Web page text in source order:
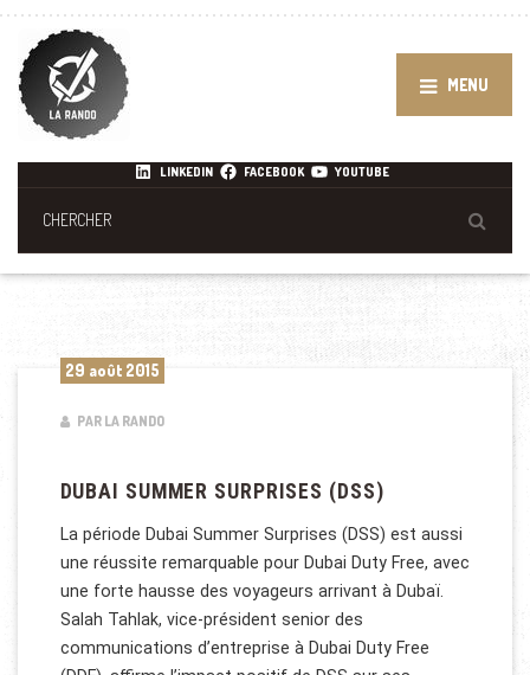
MENU
LINKEDIN FACEBOOK YOUTUBE
29 août 2015
PAR LA RANDO
DUBAI SUMMER SURPRISES (DSS)
La période Dubai Summer Surprises (DSS) est aussi
une réussite remarquable pour Dubai Duty Free, avec
une forte hausse des voyageurs arrivant à Dubaï.
Salah Tahlak, vice-président senior des
communications d’entreprise à Dubai Duty Free